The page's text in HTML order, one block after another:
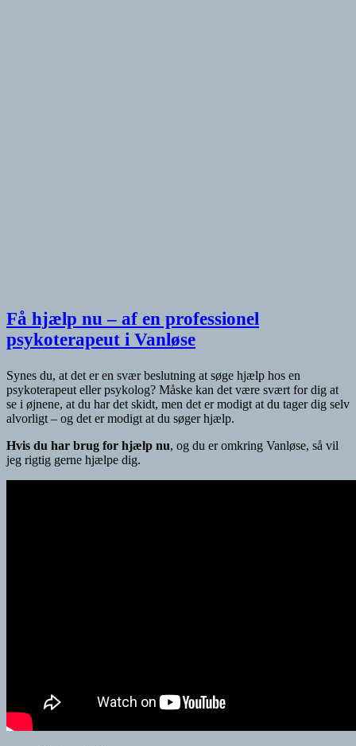
Få hjælp nu – af en professionel
psykoterapeut i Vanløse
Synes du, at det er en svær beslutning at søge hjælp hos en
psykoterapeut eller psykolog? Måske kan det være svært for dig at
se i øjnene, at du har det skidt, men det er modigt at du tager dig selv
alvorligt – og det er modigt at du søger hjælp.
Hvis du har brug for hjælp nu, og du er omkring Vanløse, så vil
jeg rigtig gerne hjælpe dig.